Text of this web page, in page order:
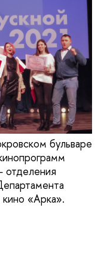
бульваре
отделения
«Арка».